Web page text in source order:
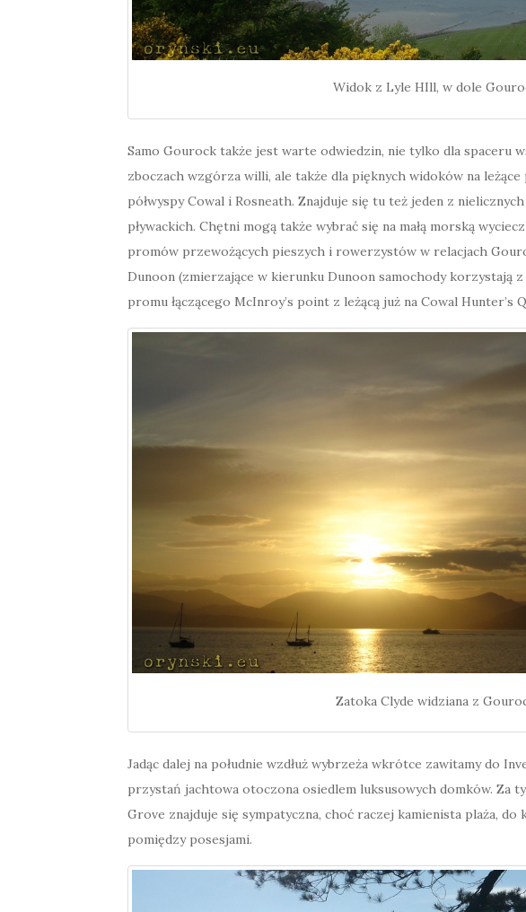
Widok z Lyle HIll, w dole
Samo Gourock także jest warte odwiedzin, nie tylko dla spaceru
zboczach wzgórza willi, ale także dla pięknych widoków na
półwyspy Cowal i Rosneath. Znajduje się tu też jeden z
pływackich. Chętni mogą także wybrać się na małą morską
promów przewożących pieszych i rowerzystów w relacjach
Dunoon (zmierzające w kierunku Dunoon samochody korzystają
promu łączącego McInroy’s point z leżącą już na Cowal Hunter’s
Zatoka Clyde widziana z
Jadąc dalej na południe wzdłuż wybrzeża wkrótce zawitamy do
przystań jachtowa otoczona osiedlem luksusowych domków. Za
Grove znajduje się sympatyczna, choć raczej kamienista plaża,
pomiędzy posesjami.